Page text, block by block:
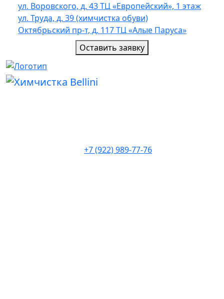
ул. Воровского, д. 43 ТЦ «Европейский», 1 этаж
ул. Труда, д. 39 (химчистка обуви)
Октябрьский пр-т, д. 117 ТЦ «Алые Паруса»
Оставить заявку
+7 (922) 989-77-76